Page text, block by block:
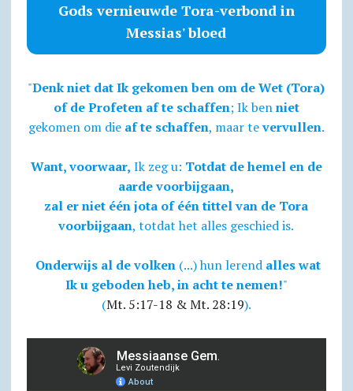
Gods vernieuwde Tora-verbond in
Messias' bloed
"Denk niet dat Ik gekomen ben om de Wet (Tora)
of de Profeten af te schaffen; Ik benniet
gekomen om die af te schaffen, maar tevervullen.
Want, voorwaar, Ik zeg u: Totdat de hemel en de
aarde voorbijgaan,
zal er niet één jota of één tittel van de Tora
voorbijgaan, totdat het alles geschied is.
Onderwijs al de volken(...) hun lerend alles wat
Ik u geboden heb, in acht te nemen!"
(Mt. 5:17-18 & Mt. 28:19).